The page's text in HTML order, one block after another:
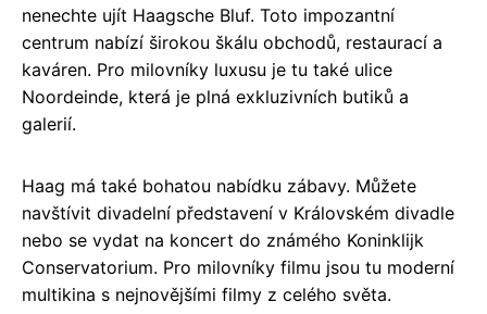
nenechte ujít Haagsche Bluf. Toto impozantní
centrum nabízí širokou škálu obchodů, restaurací a
kaváren. Pro milovníky luxusu je tu také ulice
Noordeinde, která je plná exkluzivních butiků a
galerií.
Haag má také bohatou nabídku zábavy. Můžete
navštívit divadelní představení v Královském divadle
nebo se vydat na koncert do známého Koninklijk
Conservatorium. Pro milovníky filmu jsou tu moderní
multikina s nejnovějšími filmy z celého světa.